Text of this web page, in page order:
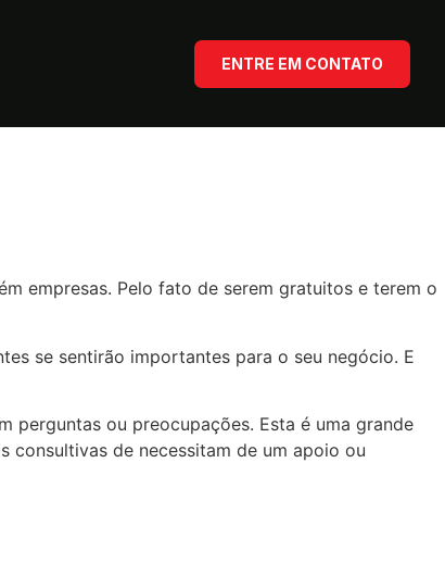
ENTRE EM CONTATO
empresas. Pelo fato de serem gratuitos e terem o
se sentirão importantes para o seu negócio. E
perguntas ou preocupações. Esta é uma grande
consultivas de necessitam de um apoio ou